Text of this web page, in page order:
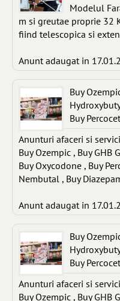
Modelul
m si greutae proprie 32
fiind telescopica si
Anunt adaugat in
Buy
Buy
Anunturi afaceri si
Buy Ozempic , Buy
Buy Oxycodone , Buy
Nembutal , Buy
Anunt adaugat in
Buy
Buy
Anunturi afaceri si
Buy Ozempic , Buy